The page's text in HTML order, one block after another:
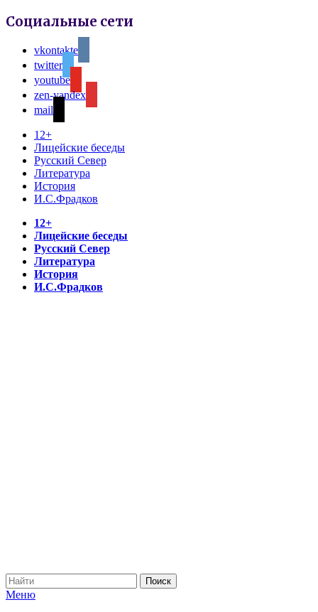
Социальные сети
vkontakte
twitter
youtube
zen-yandex
mail
12+
Лицейские беседы
Русский Север
Литература
История
И.С.Фрадков
12+
Лицейские беседы
Русский Север
Литература
История
И.С.Фрадков
Меню